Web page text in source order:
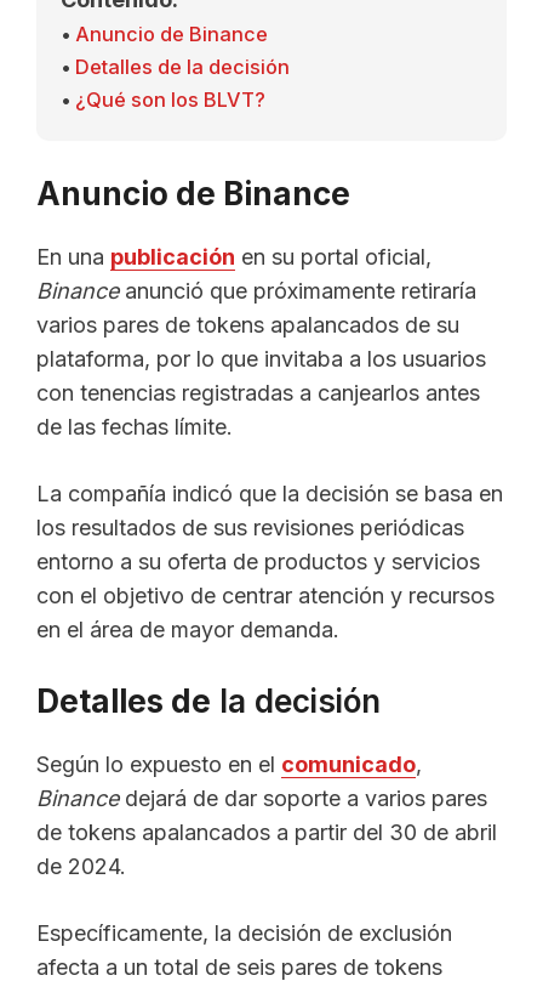
Anuncio de Binance
Detalles de la decisión
¿Qué son los BLVT?
Anuncio de Binance
En una publicación en su portal oficial,
Binance anunció que próximamente retiraría
varios pares de tokens apalancados de su
plataforma, por lo que invitaba a los usuarios
con tenencias registradas a canjearlos antes
de las fechas límite.
La compañía indicó que la decisión se basa en
los resultados de sus revisiones periódicas
entorno a su oferta de productos y servicios
con el objetivo de centrar atención y recursos
en el área de mayor demanda.
Detalles de la decisión
Según lo expuesto en el comunicado,
Binance dejará de dar soporte a varios pares
de tokens apalancados a partir del 30 de abril
de 2024.
Específicamente, la decisión de exclusión
afecta a un total de seis pares de tokens